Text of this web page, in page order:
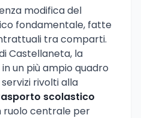
modifica del
fondamentale, fatte
tra comparti.
Castellaneta, la
un più ampio quadro
rivolti alla
scolastico
ruolo centrale per